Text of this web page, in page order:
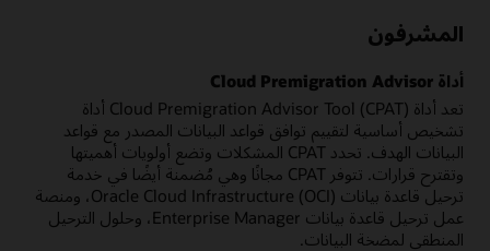
المشرفون
أداة Cloud Premigration Advisor
تعد أداة Cloud Premigration Advisor Tool (CPAT) أداة
تشخيص أساسية لتقييم توافق قواعد البيانات المصدر مع قواعد
البيانات الهدف. تحدد CPAT المشكلات وتضع أولويات أهميتها
وتقترح قرارات. تتوفر CPAT مجانًا وهي مُضمنة أيضًا في خدمة
ترحيل قاعدة بيانات Oracle Cloud Infrastructure (OCI)، ومنصة
عمل ترحيل قاعدة بيانات Enterprise Manager، وحلول الترحيل
المنطقي لمضخة البيانات.